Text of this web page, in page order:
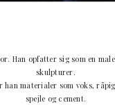
Han opfatter sig som en
skulpturer.
materialer som voks,
spejle og cement.